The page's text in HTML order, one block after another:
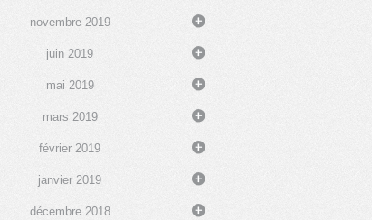
novembre 2019
juin 2019
mai 2019
mars 2019
février 2019
janvier 2019
décembre 2018